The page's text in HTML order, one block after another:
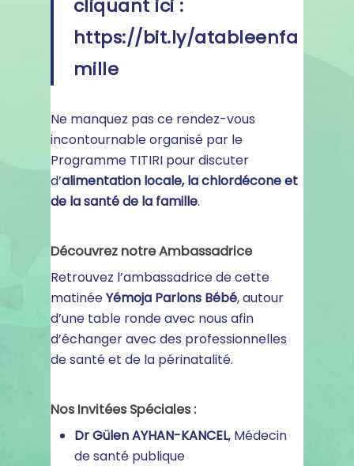
cliquant ici :
https://bit.ly/atableenfa
mille
Ne manquez pas ce rendez-vous
incontournable organisé par le
Programme TITIRI pour discuter
d’alimentation locale, la chlordécone et
de la santé de la famille.
Découvrez notre Ambassadrice
Retrouvez l’ambassadrice de cette
matinéeYémoja Parlons Bébé, autour
d’une table ronde avec nous afin
d’échanger avec des professionnelles
de santé et de la périnatalité.
Nos Invitées Spéciales :
Dr Gülen AYHAN-KANCEL, Médecin
de santé publique